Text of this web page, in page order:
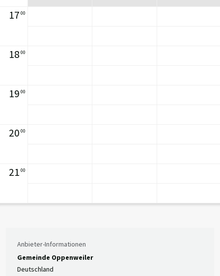
17 00
18 00
19 00
20 00
21 00
Anbieter-Informationen
Gemeinde Oppenweiler
Deutschland